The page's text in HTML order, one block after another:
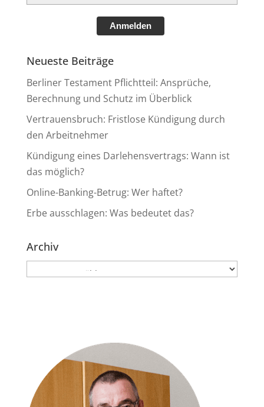
Anmelden
Neueste Beiträge
Berliner Testament Pflichtteil: Ansprüche,
Berechnung und Schutz im Überblick
Vertrauensbruch: Fristlose Kündigung durch
den Arbeitnehmer
Kündigung eines Darlehensvertrags: Wann ist
das möglich?
Online-Banking-Betrug: Wer haftet?
Erbe ausschlagen: Was bedeutet das?
Archiv